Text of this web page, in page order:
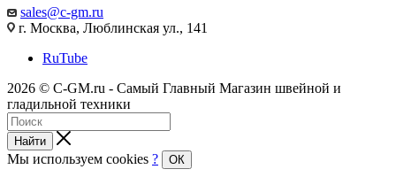
sales@c-gm.ru
г. Москва, Люблинская ул., 141
RuTube
2026 © C-GM.ru - Самый Главный Магазин швейной и
гладильной техники
Найти
Мы используем cookies ? ОК